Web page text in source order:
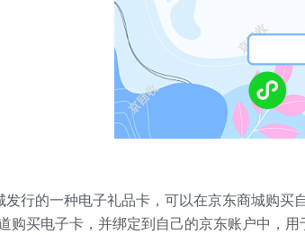
行的一种电子礼品卡，可以在京东商城购
购买电子卡，并绑定到自己的京东账户中，用